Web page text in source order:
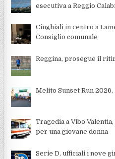
esecutiva a Reggio
Cinghiali in centro a
Consiglio comunale
Reggina, prosegue il
Melito Sunset Run 2026,
Tragedia a Vibo
per una giovane donna
Serie D, ufficiali i nove